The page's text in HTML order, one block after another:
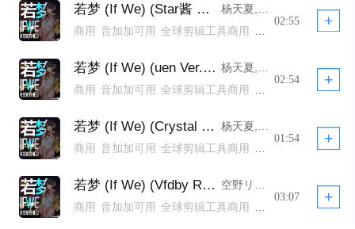
若梦 (If We) (Star酱 Remastered) - 若梦 (If We) (Star酱 Remastered)
商用 音加加可用 全球剪辑工具商用
全球剪辑工具商用模板不下架
全球剪辑工具商用 YTB不拦截
公播
02:55
若梦 (If We) (uen Ver. Remastered)
商用 音加加可用 全球剪辑工具商用
全球剪辑工具商用模板不下架
全球剪辑工具商用 YTB不拦截
公播
02:54
若梦 (If We) (Crystal Liquid Remix)
商用 音加加可用 全球剪辑工具商用
全球剪辑工具商用模板不下架
全球剪辑工具商用 YTB不拦截
公播
01:54
若梦 (If We) (Vfdby Remix)
商用 音加加可用 全球剪辑工具商用
03:07